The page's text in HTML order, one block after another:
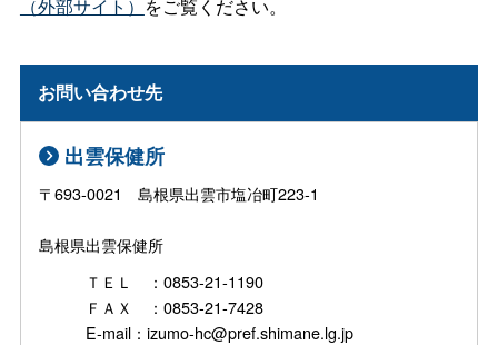
（外部サイト） をご覧ください。
お問い合わせ先
出雲保健所
〒693-0021 島根県出雲市塩冶町223-1
島根県出雲保健所
ＴＥＬ ：0853-21-1190
ＦＡＸ ：0853-21-7428
E-mail：izumo-hc@pref.shimane.lg.jp